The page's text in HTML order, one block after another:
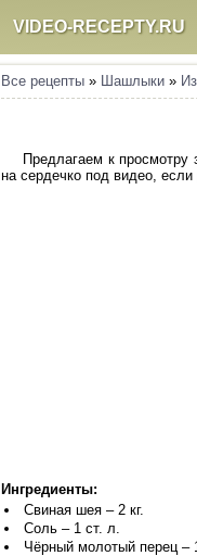
VIDEO-RECEPTY.RU
Все рецепты » Шашлыки »
Предлагаем к просмотру
на сердечко под видео, если
Ингредиенты:
Свиная шея – 2 кг.
Соль – 1 ст. л.
Чёрный молотый перец –